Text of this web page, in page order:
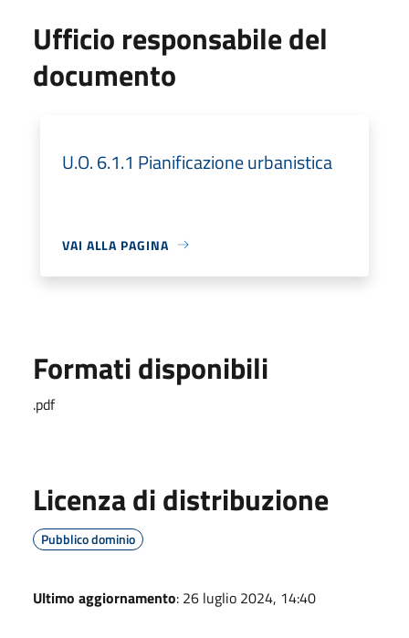
Ufficio responsabile del
documento
U.O. 6.1.1 Pianificazione urbanistica
VAI ALLA PAGINA
Formati disponibili
.pdf
Licenza di distribuzione
Pubblico dominio
Ultimo aggiornamento: 26 luglio 2024, 14:40